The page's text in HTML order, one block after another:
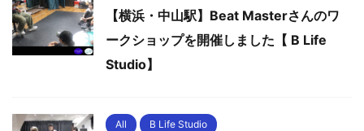
【横浜・中山駅】Beat Masterさんのワ
ークショップを開催しました【 B Life
Studio】
All B Life Studio